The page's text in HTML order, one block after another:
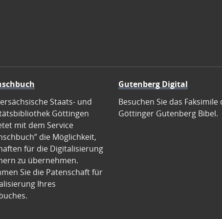
Staats- und
Göttingen
mit dem Service
die Möglichkeit,
für die Digitalisierung
zu übernehmen.
Sie die Patenschaft für
Ihres
Gutenberg Digital
Besuchen Sie das Faksimile
Göttinger Gutenberg Bibel.